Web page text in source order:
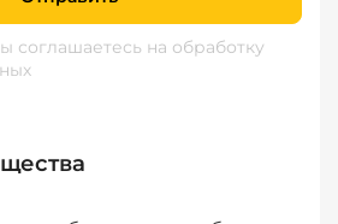
соглашаетесь на обработку